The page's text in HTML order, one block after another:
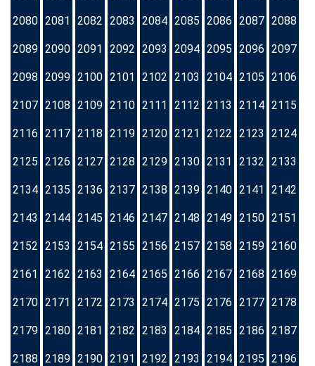
2080 2081 2082 2083 2084 2085 2086 2087 2088
2089 2090 2091 2092 2093 2094 2095 2096 2097
2098 2099 2100 2101 2102 2103 2104 2105 2106
2107 2108 2109 2110 2111 2112 2113 2114 2115
2116 2117 2118 2119 2120 2121 2122 2123 2124
2125 2126 2127 2128 2129 2130 2131 2132 2133
2134 2135 2136 2137 2138 2139 2140 2141 2142
2143 2144 2145 2146 2147 2148 2149 2150 2151
2152 2153 2154 2155 2156 2157 2158 2159 2160
2161 2162 2163 2164 2165 2166 2167 2168 2169
2170 2171 2172 2173 2174 2175 2176 2177 2178
2179 2180 2181 2182 2183 2184 2185 2186 2187
2188 2189 2190 2191 2192 2193 2194 2195 2196